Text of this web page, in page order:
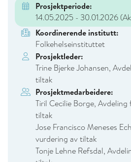
Prosjektperiode:
14.05.2025 - 30.01.2026
Koordinerende institutt:
Folkehelseinstituttet
Prosjektleder:
Trine Bjerke Johansen,
tiltak
Prosjektmedarbeidere:
Tiril Cecilie Borge,
tiltak
Jose Francisco Meneses
vurdering av tiltak
Tonje Lehne Refsdal,